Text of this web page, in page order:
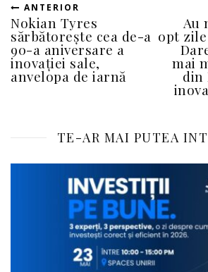
ANTERIOR
Nokian Tyres
sărbătorește cea de-a
90-a aniversare a
inovației sale,
anvelopa de iarnă
Au
opt
mai
din
TE-AR MAI PUTEA